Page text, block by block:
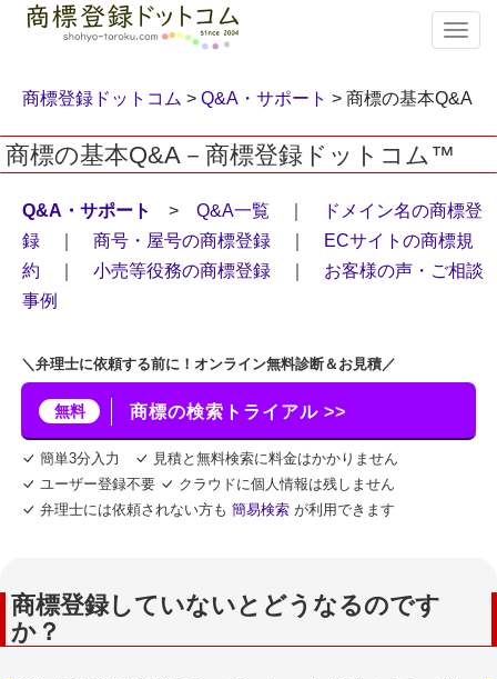
T
o
g
e
v
i
g
a
商標登録ドットコム > Q&A・サポート > 商標の基本Q&A
商標の基本Q&A－商標登録ドットコム™
Q&A・サポート > Q&A一覧
ドメイン名の商標登
録
商号・屋号の商標登録
ECサイトの商標規
約
小売等役務の商標登録
お客様の声・ご相談
事例
＼弁理士に依頼する前に！オンライン無料診断＆お見積／
無料 商標の検索トライアル >>
簡単3分入力
見積と無料検索に料金はかかりません
ユーザー登録不要
クラウドに個人情報は残しません
弁理士には依頼されない方も 簡易検索 が利用できます
商標登録していないとどうなるのです
か？